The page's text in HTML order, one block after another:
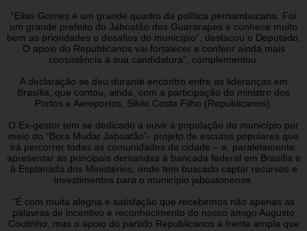
“Elias Gomes é um grande quadro da política pernambucana. Foi
um grande prefeito do Jaboatão dos Guararapes e conhece muito
bem as prioridades e desafios do município”, destacou o Deputado.
O apoio do Republicanos vai fortalecer e conferir ainda mais
consistência à sua candidatura”, complementou.
A declaração se deu durante encontro entre as lideranças em
Brasília, que contou, ainda, com a participação do ministro dos
Portos e Aeroportos, Silvio Costa Filho (Republicanos).
O Ex-gestor tem se dedicado a ouvir a população do município por
meio do “Bora Mudar Jaboatão”- projeto de escutas populares que
irá percorrer todas as comunidades da cidade – e, paralelamente,
apresentar as principais demandas à bancada federal em Brasília e
à Esplanada dos Ministérios, onde tem buscado captar recursos e
investimentos para o município jaboatonense.
“É com muita alegria e satisfação que recebemos não apenas as
palavras de incentivo e reconhecimento do nosso amigo Augusto
Coutinho, mas o apoio do partido Republicanos à frente ampla que